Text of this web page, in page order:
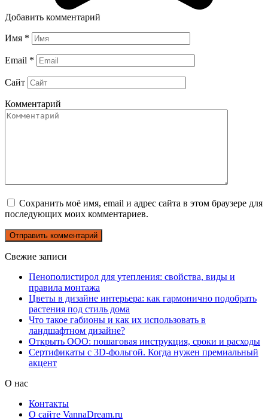
Добавить комментарий
Имя *
Email *
Сайт
Комментарий
Сохранить моё имя, email и адрес сайта в этом браузере для
последующих моих комментариев.
Свежие записи
Пенополистирол для утепления: свойства, виды и
правила монтажа
Цветы в дизайне интерьера: как гармонично подобрать
растения под стиль дома
Что такое габионы и как их использовать в
ландшафтном дизайне?
Открыть ООО: пошаговая инструкция, сроки и расходы
Сертификаты с 3D-фольгой. Когда нужен премиальный
акцент
О нас
Контакты
О сайте VannaDream.ru